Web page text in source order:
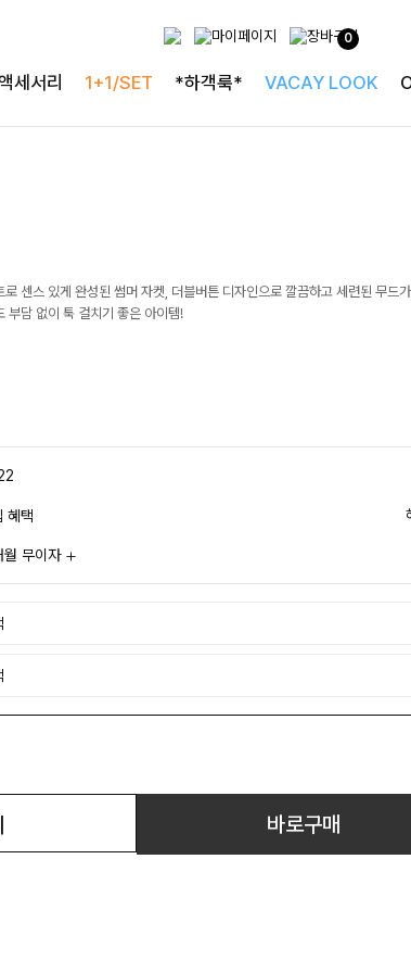
0
세서리 1+1/SET *하객룩* VACAY LOOK
센스 있게 완성된 썸머 자켓, 더블버튼 디자인으로 깔끔하고 세련된 무드
부담 없이 툭 걸치기 좋은 아이템!
혜택
무이자
바로구매